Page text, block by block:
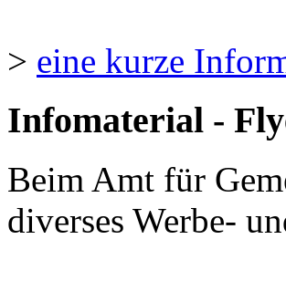
> eine kurze
Infomaterial -
Beim Amt für
diverses Werbe-